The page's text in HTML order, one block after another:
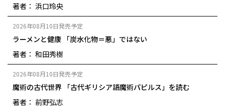
著者： 浜口玲央
2026年08月10日発売予定
ラーメンと健康 「炭水化物＝悪」ではない
著者： 和田秀樹
2026年08月10日発売予定
魔術の古代世界 「古代ギリシア語魔術パピルス」を読む
著者： 前野弘志